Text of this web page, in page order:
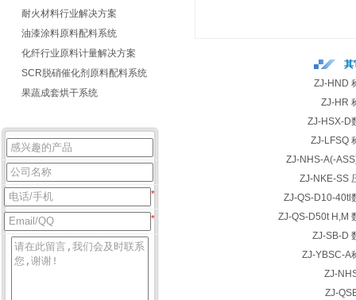
耐火材料行业解决方案
油漆涂料原料配料系统
化纤行业原料计量解决方案
SCR脱硝催化剂原料配料系统
果蔬成套烘干系统
*
*
其
ZJ-HND
ZJ-HR
ZJ-HSX-D
ZJ-LFSQ
ZJ-NHS-A(-
ZJ-NKE-SS
ZJ-QS-D10-40tl
ZJ-QS-D50t H,M
ZJ-SB-D
ZJ-YBSC-A
ZJ-
ZJ-